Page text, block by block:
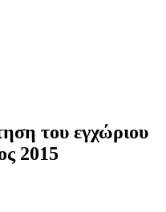
του εγχώριου
2015